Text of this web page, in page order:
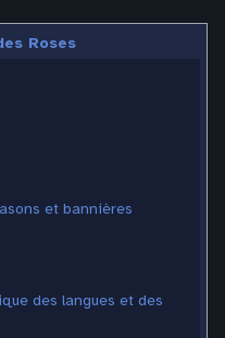
Roses
et bannières
des langues et des